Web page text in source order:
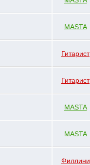
MASTA
Гитарист
Гитарист
MASTA
MASTA
Филлини